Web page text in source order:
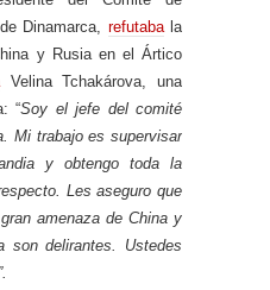
Dinamarca, refutabala
y Rusia en el Ártico
Velina Tchakárova, una
“Soy el jefe del comité
Mi trabajo es supervisar
y obtengo toda la
Les aseguro que
amenaza de China y
son delirantes. Ustedes